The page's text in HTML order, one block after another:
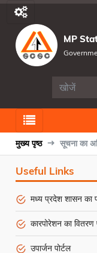
MP
मुख्य पृष्ठ सूचना का
Useful Links
मध्य प्रदेश शासन का
कारपोरेशन का वितरण
उपार्जन पोर्टल